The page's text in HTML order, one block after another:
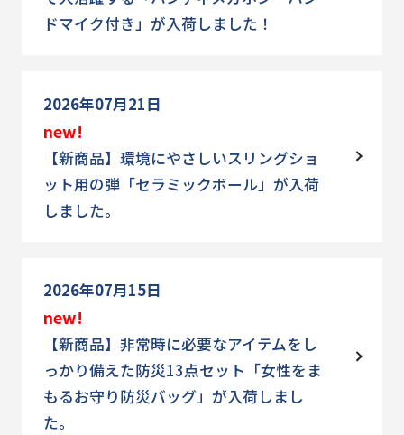
ドマイク付き」が入荷しました！
2026年07月21日
new!
【新商品】環境にやさしいスリングショ
ット用の弾「セラミックボール」が入荷
しました。
2026年07月15日
new!
【新商品】非常時に必要なアイテムをし
っかり備えた防災13点セット「女性をま
もるお守り防災バッグ」が入荷しまし
た。